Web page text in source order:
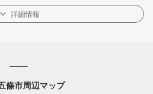
詳細情報
條市周辺マップ